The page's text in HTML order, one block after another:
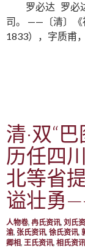
罗必达 罗必
司。 ——〔清〕《
1833），字质甫
清·双“
历任四
北等省
谥壮勇
人物卷, 冉氏资讯, 刘氏
渝, 张氏资讯, 徐氏资讯,
卿相, 王氏资讯, 相氏资讯